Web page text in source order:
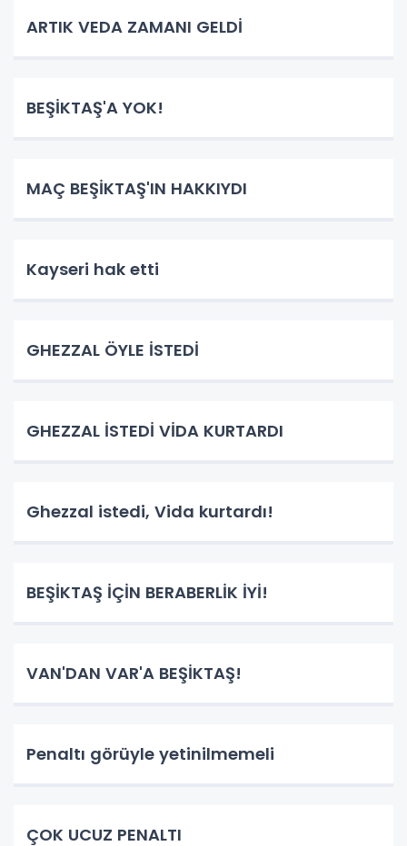
ARTIK VEDA ZAMANI GELDİ
BEŞİKTAŞ'A YOK!
MAÇ BEŞİKTAŞ'IN HAKKIYDI
Kayseri hak etti
GHEZZAL ÖYLE İSTEDİ
GHEZZAL İSTEDİ VİDA KURTARDI
Ghezzal istedi, Vida kurtardı!
BEŞİKTAŞ İÇİN BERABERLİK İYİ!
VAN'DAN VAR'A BEŞİKTAŞ!
Penaltı görüyle yetinilmemeli
ÇOK UCUZ PENALTI